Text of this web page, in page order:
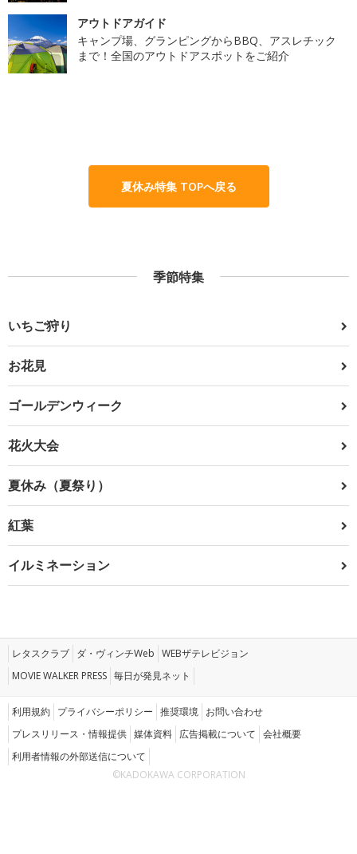
アウトドアガイド
キャンプ場、グランピングからBBQ、アスレチック
まで！全国のアウトドアスポットをご紹介
夏休み特集 TOPへ戻る
季節特集
いちご狩り
お花見
ゴールデンウィーク
花火大会
夏休み（夏祭り）
紅葉
イルミネーション
レタスクラブ ダ・ヴィンチWeb WEBザテレビジョン
MOVIE WALKER PRESS 毎日が発見ネット
利用規約 プライバシーポリシー 推奨環境 お問い合わせ
プレスリリース・情報提供 媒体資料 広告掲載について 会社概要
利用者情報の外部送信について
©KADOKAWA CORPORATION